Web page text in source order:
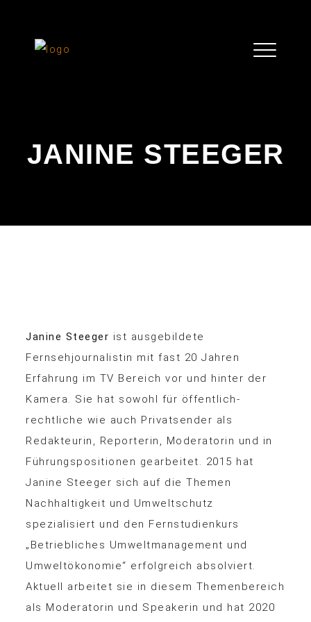
JANINE STEEGER
Janine Steeger ist ausgebildete
Fernsehjournalistin mit fast 20 Jahren
Erfahrung im TV Bereich vor und hinter der
Kamera. Sie hat sowohl für öffentlich-
rechtliche wie auch Privatsender als
Redakteurin, Reporterin, Moderatorin und in
Führungspositionen gearbeitet. 2015 hat
Janine Steeger sich auf die Themen
Nachhaltigkeit und Umweltschutz
spezialisiert und den Fernstudienkurs
„Betriebliches Umweltmanagement und
Umweltökonomie“ erfolgreich absolviert.
Aktuell arbeitet sie in diesem Themenbereich
als Moderatorin und Speakerin und hat 2020